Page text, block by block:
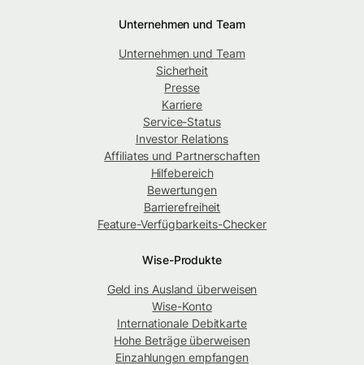
Unternehmen und Team
Unternehmen und Team
Sicherheit
Presse
Karriere
Service-Status
Investor Relations
Affiliates und Partnerschaften
Hilfebereich
Bewertungen
Barrierefreiheit
Feature-Verfügbarkeits-Checker
Wise-Produkte
Geld ins Ausland überweisen
Wise-Konto
Internationale Debitkarte
Hohe Beträge überweisen
Einzahlungen empfangen